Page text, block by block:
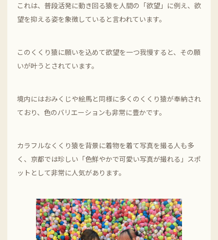
これは、普段活発に動き回る猿を人間の「欲望」に例え、欲
望を抑える姿を象徴していると言われています。
このくくり猿に願いを込めて欲望を一つ我慢すると、その願
いが叶うとされています。
境内にはおみくじや絵馬と同様に多くのくくり猿が奉納され
ており、色のバリエーションも非常に豊かです。
カラフルなくくり猿を背景に着物を着て写真を撮る人も多
く、京都では珍しい「色鮮やかで可愛い写真が撮れる」スポ
ットとして非常に人気があります。